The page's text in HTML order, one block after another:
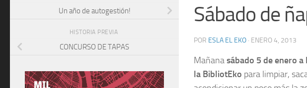
Sábado de
POR ESLA EL EKO · ENERO 4, 2013
Mañanasábado 5 de enero a
la BibliotEko para limpiar,
Un año de autogestión!
HISTORIA PREVIA
CONCURSO DE TAPAS